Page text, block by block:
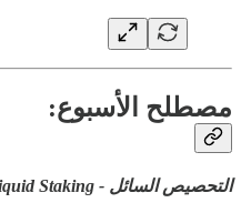
مصطلح الأسبوع:
التحصيص السائل - Liquid Staking